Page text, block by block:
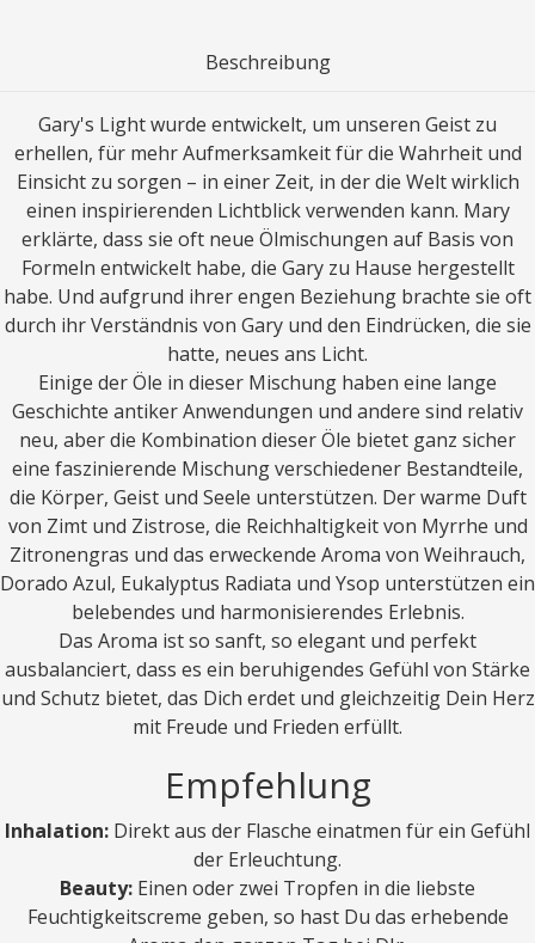
Beschreibung
Gary's Light wurde entwickelt, um unseren Geist zu
erhellen, für mehr Aufmerksamkeit für die Wahrheit und
Einsicht zu sorgen – in einer Zeit, in der die Welt wirklich
einen inspirierenden Lichtblick verwenden kann. Mary
erklärte, dass sie oft neue Ölmischungen auf Basis von
Formeln entwickelt habe, die Gary zu Hause hergestellt
habe. Und aufgrund ihrer engen Beziehung brachte sie oft
durch ihr Verständnis von Gary und den Eindrücken, die sie
hatte, neues ans Licht.
Einige der Öle in dieser Mischung haben eine lange
Geschichte antiker Anwendungen und andere sind relativ
neu, aber die Kombination dieser Öle bietet ganz sicher
eine faszinierende Mischung verschiedener Bestandteile,
die Körper, Geist und Seele unterstützen. Der warme Duft
von Zimt und Zistrose, die Reichhaltigkeit von Myrrhe und
Zitronengras und das erweckende Aroma von Weihrauch,
Dorado Azul, Eukalyptus Radiata und Ysop unterstützen ein
belebendes und harmonisierendes Erlebnis.
Das Aroma ist so sanft, so elegant und perfekt
ausbalanciert, dass es ein beruhigendes Gefühl von Stärke
und Schutz bietet, das Dich erdet und gleichzeitig Dein Herz
mit Freude und Frieden erfüllt.
Empfehlung
Inhalation: Direkt aus der Flasche einatmen für ein Gefühl
der Erleuchtung.
Beauty: Einen oder zwei Tropfen in die liebste
Feuchtigkeitscreme geben, so hast Du das erhebende